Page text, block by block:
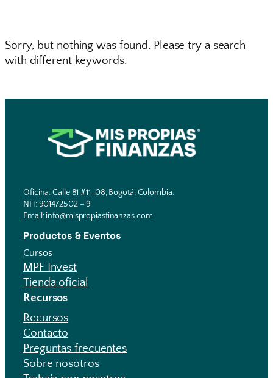
Sorry, but nothing was found. Please try a search
with different keywords.
Oficina: Calle 81 #11-08, Bogotá, Colombia.
NIT: 901472502 – 9
Email: info@mispropiasfinanzas.com
Productos & Eventos
Cursos
MPF Invest
Tienda oficial
Recursos
Recursos
Contacto
Preguntas frecuentes
Sobre nosotros